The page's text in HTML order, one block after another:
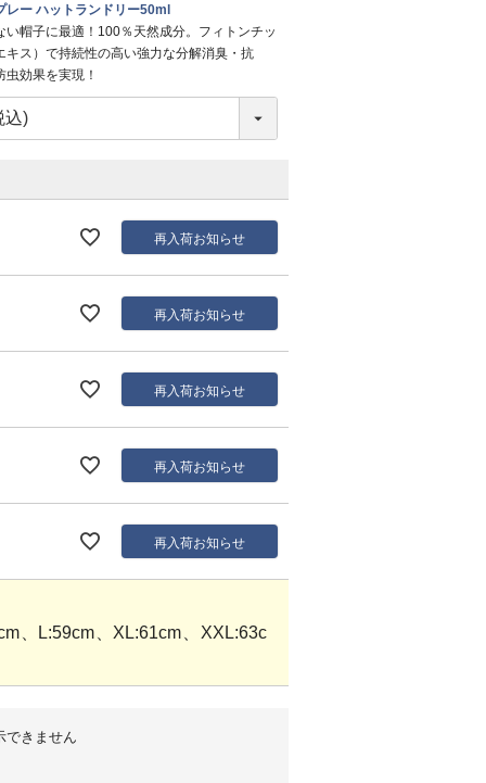
レー ハットランドリー50ml
い帽子に最適！100％天然成分。フィトンチッ
キス）で持続性の高い強力な分解消臭・抗
効果を実現！
再入荷お知らせ
再入荷お知らせ
再入荷お知らせ
再入荷お知らせ
再入荷お知らせ
、L:59cm、XL:61cm、XXL:63c
できません